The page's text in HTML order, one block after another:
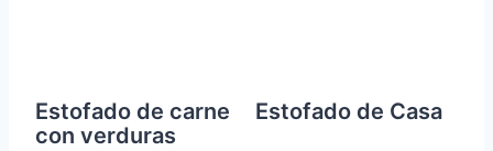
Estofado de carne
con verduras
Estofado de Casa